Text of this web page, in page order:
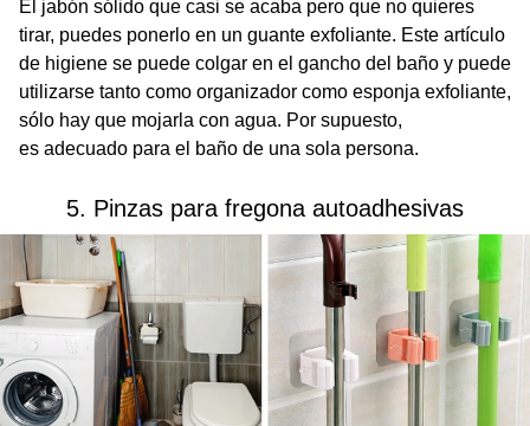
El jabón sólido que casi se acaba pero que no quieres
tirar, puedes ponerlo en un guante exfoliante. Este artículo
de higiene se puede colgar en el gancho del baño y puede
utilizarse tanto como organizador como esponja exfoliante,
sólo hay que mojarla con agua. Por supuesto,
es adecuado para el baño de una sola persona.
5. Pinzas para fregona autoadhesivas